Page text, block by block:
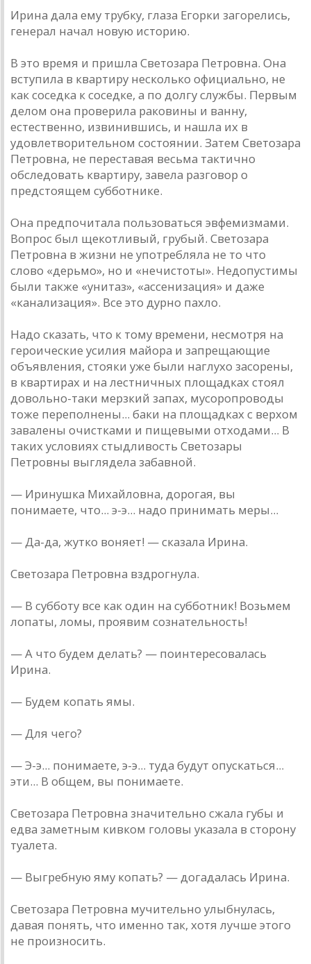
Ирина дала ему трубку, глаза Егорки загорелись,
генерал начал новую историю.
В это время и пришла Светозара Петровна. Она
вступила в квартиру несколько официально, не
как соседка к соседке, а по долгу службы. Первым
делом она проверила раковины и ванну,
естественно, извинившись, и нашла их в
удовлетворительном состоянии. Затем Светозара
Петровна, не переставая весьма тактично
обследовать квартиру, завела разговор о
предстоящем субботнике.
Она предпочитала пользоваться эвфемизмами.
Вопрос был щекотливый, грубый. Светозара
Петровна в жизни не употребляла не то что
слово «дерьмо», но и «нечистоты». Недопустимы
были также «унитаз», «ассенизация» и даже
«канализация». Все это дурно пахло.
Надо сказать, что к тому времени, несмотря на
героические усилия майора и запрещающие
объявления, стояки уже были наглухо засорены,
в квартирах и на лестничных площадках стоял
довольно-таки мерзкий запах, мусоропроводы
тоже переполнены... баки на площадках с верхом
завалены очистками и пищевыми отходами... В
таких условиях стыдливость Светозары
Петровны выглядела забавной.
— Иринушка Михайловна, дорогая, вы
понимаете, что... э-э... надо принимать меры...
— Да-да, жутко воняет! — сказала Ирина.
Светозара Петровна вздрогнула.
— В субботу все как один на субботник! Возьмем
лопаты, ломы, проявим сознательность!
— А что будем делать? — поинтересовалась
Ирина.
— Будем копать ямы.
— Для чего?
— Э-э... понимаете, э-э... туда будут опускаться...
эти... В общем, вы понимаете.
Светозара Петровна значительно сжала губы и
едва заметным кивком головы указала в сторону
туалета.
— Выгребную яму копать? — догадалась Ирина.
Светозара Петровна мучительно улыбнулась,
давая понять, что именно так, хотя лучше этого
не произносить.